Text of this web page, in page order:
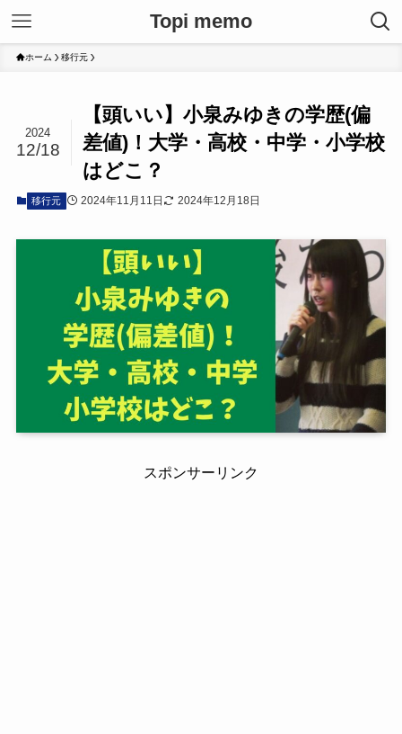
Topi memo
ホーム 移行元
【頭いい】小泉みゆきの学歴(偏
差値)！大学・高校・中学・小学校
はどこ？
2024
12/18
移行元 2024年11月11日 2024年12月18日
スポンサーリンク